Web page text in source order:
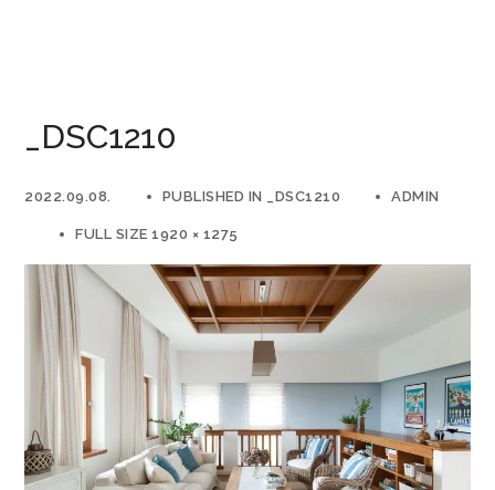
_DSC1210
2022.09.08. PUBLISHED IN _DSC1210 ADMIN
FULL SIZE 1920 × 1275